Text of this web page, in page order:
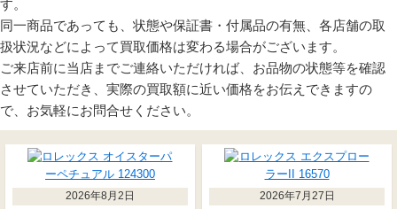
す。
同一商品であっても、状態や保証書・付属品の有無、各店舗の取
扱状況などによって買取価格は変わる場合がございます。
ご来店前に当店までご連絡いただければ、お品物の状態等を確認
させていただき、実際の買取額に近い価格をお伝えできますの
で、お気軽にお問合せください。
2026年8月2日
2026年7月27日